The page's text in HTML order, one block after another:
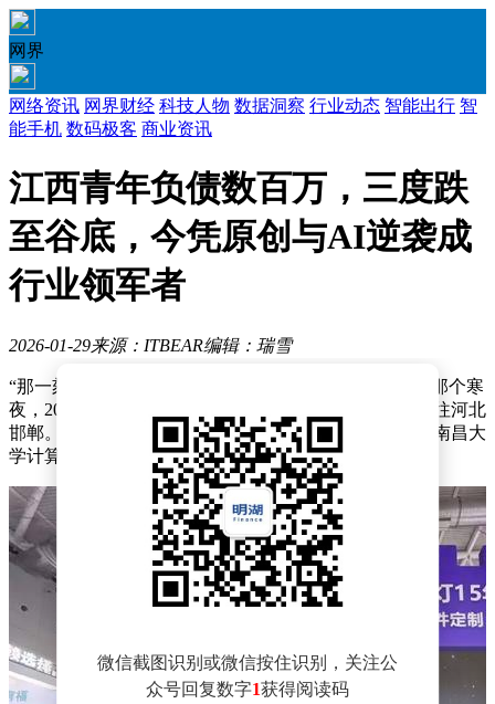
网界
网络资讯 网界财经 科技人物 数据洞察 行业动态 智能出行 智
能手机 数码极客 商业资讯
江西青年负债数百万，三度跌
至谷底，今凭原创与AI逆袭成
行业领军者
2026-01-29来源：ITBEAR编辑：瑞雪
“那一刻，我觉得人生彻底失去了希望。”魏俊至今记得那个寒
夜，2005年因家中工厂破产，全家连夜从江西景德镇迁往河北
邯郸。雪深及踝，毛驴车在结冰的路上颠簸，他刚拿到南昌大
学计算机专业的毕业证书，却因数百万债务陷入迷茫。
微信截图识别或微信按住识别，关注公
众号回复数字1获得阅读码